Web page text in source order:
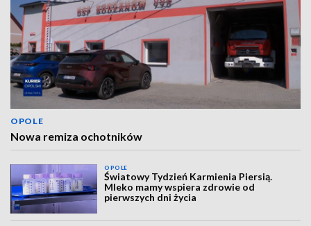
OPOLE
Nowa remiza ochotników
OPOLE
Światowy Tydzień Karmienia Piersią.
Mleko mamy wspiera zdrowie od
pierwszych dni życia